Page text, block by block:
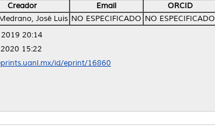
Creador Email
ORCID
José Luis NO ESPECIFICADO NO ESPECIFICADO
20:14
15:22
id/eprint/16860